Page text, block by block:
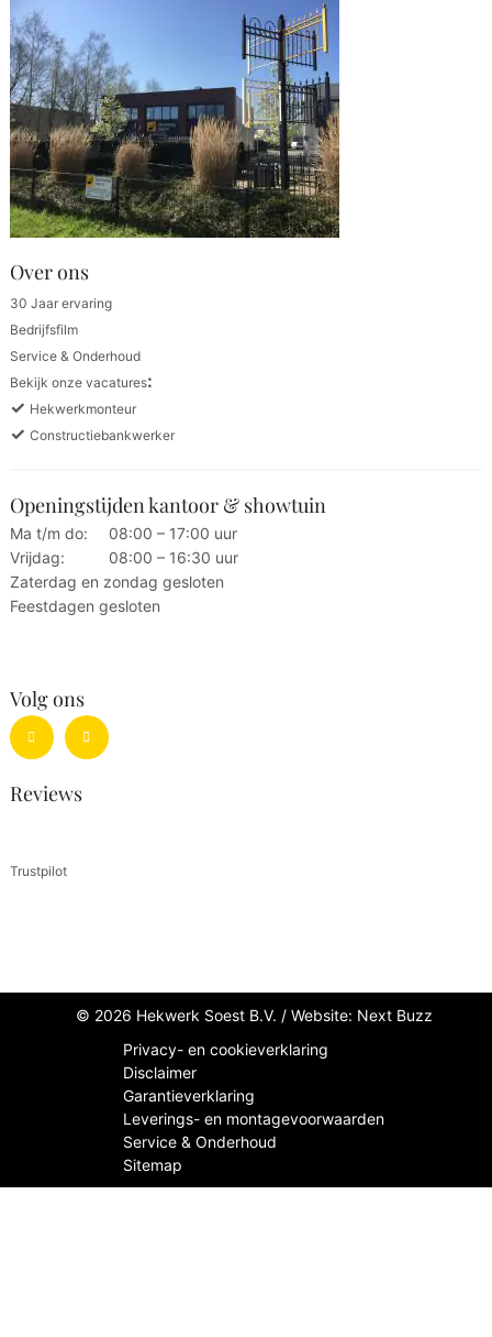
Over ons
30 Jaar ervaring
Bedrijfsfilm
Service & Onderhoud
Bekijk onze vacatures:
✓ Hekwerkmonteur
✓ Constructiebankwerker
Openingstijden kantoor & showtuin
Ma t/m do:
08:00 – 17:00 uur
Vrijdag:
08:00 – 16:30 uur
Zaterdag en zondag gesloten
Feestdagen gesloten
Volg ons
Reviews
Trustpilot
© 2026 Hekwerk Soest B.V. / Website: Next Buzz
Privacy- en cookieverklaring
Disclaimer
Garantieverklaring
Leverings- en montagevoorwaarden
Service & Onderhoud
Sitemap